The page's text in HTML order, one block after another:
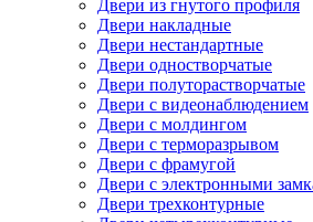
Двери из гнутого профиля
Двери накладные
Двери нестандартные
Двери одностворчатые
Двери полуторастворчатые
Двери с видеонаблюдением
Двери с молдингом
Двери с терморазрывом
Двери с фрамугой
Двери с электронными
Двери трехконтурные